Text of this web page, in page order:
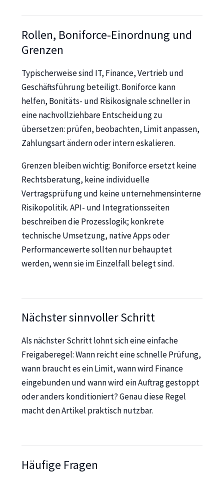
Rollen, Boniforce-Einordnung und
Grenzen
Typischerweise sind IT, Finance, Vertrieb und
Geschäftsführung beteiligt. Boniforce kann
helfen, Bonitäts- und Risikosignale schneller in
eine nachvollziehbare Entscheidung zu
übersetzen: prüfen, beobachten, Limit anpassen,
Zahlungsart ändern oder intern eskalieren.
Grenzen bleiben wichtig: Boniforce ersetzt keine
Rechtsberatung, keine individuelle
Vertragsprüfung und keine unternehmensinterne
Risikopolitik. API- und Integrationsseiten
beschreiben die Prozesslogik; konkrete
technische Umsetzung, native Apps oder
Performancewerte sollten nur behauptet
werden, wenn sie im Einzelfall belegt sind.
Nächster sinnvoller Schritt
Als nächster Schritt lohnt sich eine einfache
Freigaberegel: Wann reicht eine schnelle Prüfung,
wann braucht es ein Limit, wann wird Finance
eingebunden und wann wird ein Auftrag gestoppt
oder anders konditioniert? Genau diese Regel
macht den Artikel praktisch nutzbar.
Häufige Fragen